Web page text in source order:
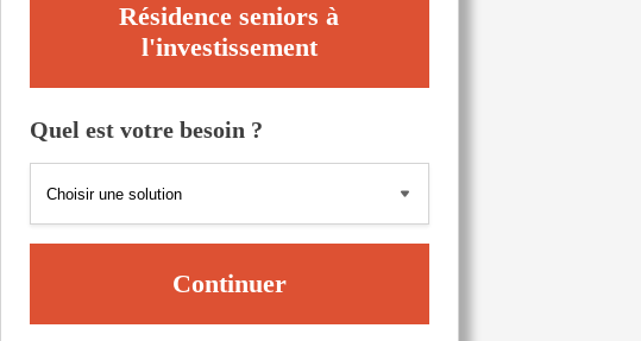
Résidence seniors à
l'investissement
Quel est votre besoin ?
Continuer